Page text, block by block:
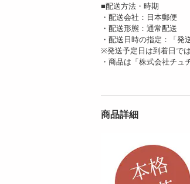
■配送方法・時期
・配送会社：日本郵便
・配送形態：通常配送
・配送日時の指定：「発
※発送予定日は到着日では
・商品は「株式会社チュ
商品詳細